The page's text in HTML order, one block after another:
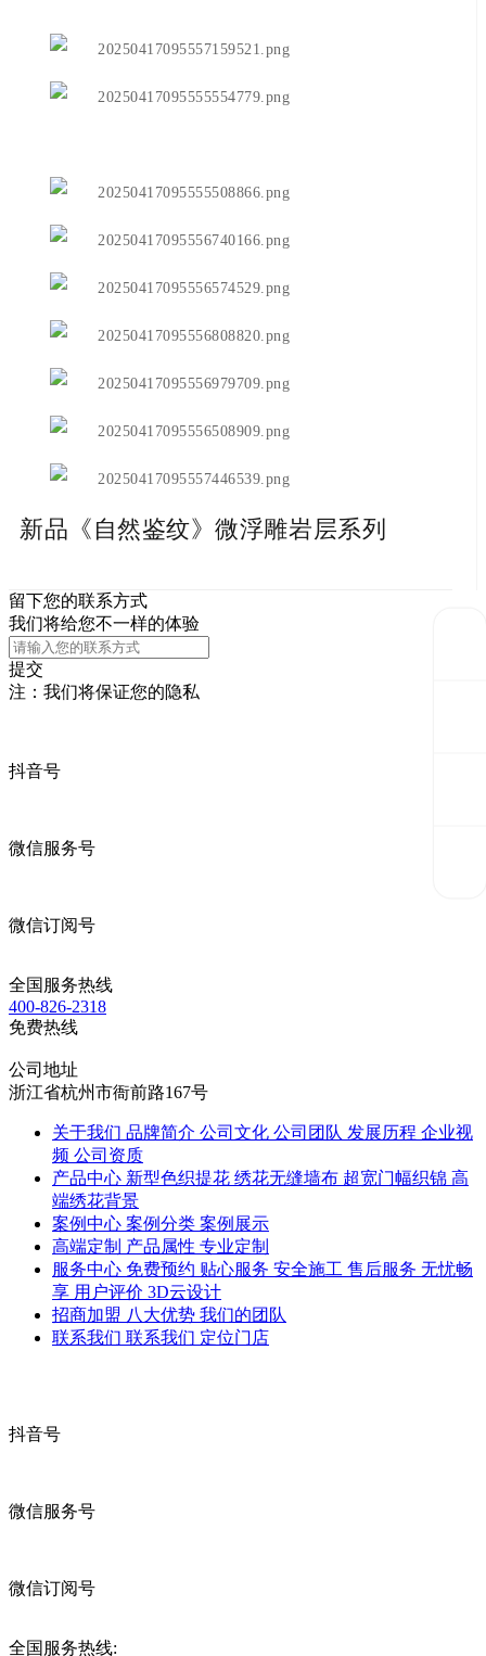
新品《自然鉴纹》微浮雕岩层系列
留下您的联系方式
我们将给您不一样的体验
提交
注：我们将保证您的隐私
抖音号
微信服务号
微信订阅号
全国服务热线
400-826-2318
免费热线
公司地址
浙江省杭州市衙前路167号
关于我们 品牌简介 公司文化 公司团队 发展历程 企业视
频 公司资质
产品中心 新型色织提花 绣花无缝墙布 超宽门幅织锦 高
端绣花背景
案例中心 案例分类 案例展示
高端定制 产品属性 专业定制
服务中心 免费预约 贴心服务 安全施工 售后服务 无忧畅
享 用户评价 3D云设计
招商加盟 八大优势 我们的团队
联系我们 联系我们 定位门店
抖音号
微信服务号
微信订阅号
全国服务热线: